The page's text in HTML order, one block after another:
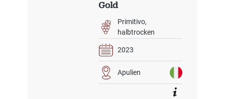
Gold
Primitivo
halbtrocken
2023
Apulien